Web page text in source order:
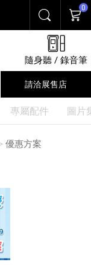
搜尋 購物
0
隨身聽 / 錄音筆
請洽展售店
專屬配件 圖片
目前頁面：
優惠方案